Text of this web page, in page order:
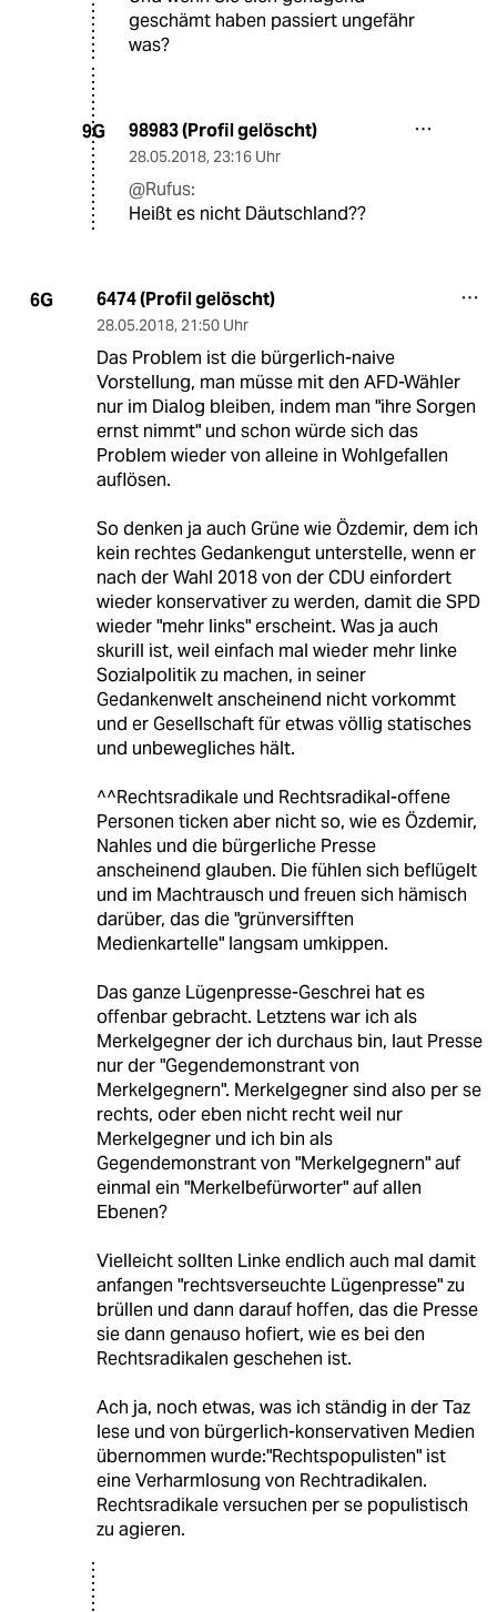
geschämt haben passiert ungefähr
was?
9G 98983 (Profil gelöscht)
28.05.2018, 23:16 Uhr
@Rufus:
Heißt es nicht Däutschland??
6G 6474 (Profil gelöscht)
28.05.2018, 21:50 Uhr
Das Problem ist die bürgerlich-naive
Vorstellung, man müsse mit den AFD-Wähler
nur im Dialog bleiben, indem man "ihre Sorgen
ernst nimmt" und schon würde sich das
Problem wieder von alleine in Wohlgefallen
auflösen.
So denken ja auch Grüne wie Özdemir, dem ich
kein rechtes Gedankengut unterstelle, wenn er
nach der Wahl 2018 von der CDU einfordert
wieder konservativer zu werden, damit die SPD
wieder "mehr links" erscheint. Was ja auch
skurill ist, weil einfach mal wieder mehr linke
Sozialpolitik zu machen, in seiner
Gedankenwelt anscheinend nicht vorkommt
und er Gesellschaft für etwas völlig statisches
und unbewegliches hält.
^^Rechtsradikale und Rechtsradikal-offene
Personen ticken aber nicht so, wie es Özdemir,
Nahles und die bürgerliche Presse
anscheinend glauben. Die fühlen sich beflügelt
und im Machtrausch und freuen sich hämisch
darüber, das die "grünversifften
Medienkartelle" langsam umkippen.
Das ganze Lügenpresse-Geschrei hat es
offenbar gebracht. Letztens war ich als
Merkelgegner der ich durchaus bin, laut Presse
nur der "Gegendemonstrant von
Merkelgegnern". Merkelgegner sind also per se
rechts, oder eben nicht recht weil nur
Merkelgegner und ich bin als
Gegendemonstrant von "Merkelgegnern" auf
einmal ein "Merkelbefürworter" auf allen
Ebenen?
Vielleicht sollten Linke endlich auch mal damit
anfangen "rechtsverseuchte Lügenpresse" zu
brüllen und dann darauf hoffen, das die Presse
sie dann genauso hofiert, wie es bei den
Rechtsradikalen geschehen ist.
Ach ja, noch etwas, was ich ständig in der Taz
lese und von bürgerlich-konservativen Medien
übernommen wurde:"Rechtspopulisten" ist
eine Verharmlosung von Rechtradikalen.
Rechtsradikale versuchen per se populistisch
zu agieren.